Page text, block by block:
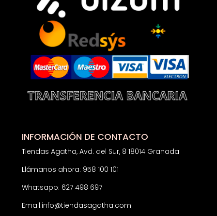
INFORMACIÓN DE CONTACTO
Tiendas Agatha, Avd. del Sur, 8 18014 Granada
Llámanos ahora: 958 100 101
Whatsapp: 627 498 697
Email:info@tiendasagatha.com